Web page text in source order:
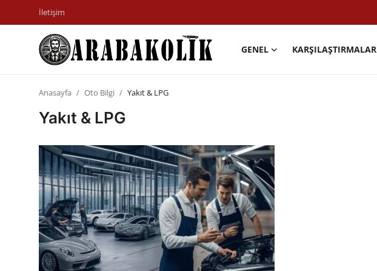
İletişim
GENEL KARŞILAŞTIRMALAR
Markalar
Motosiklet
Öneriler
Paketler
Anasayfa Oto Bilgi Yakıt & LPG
Yakıt & LPG